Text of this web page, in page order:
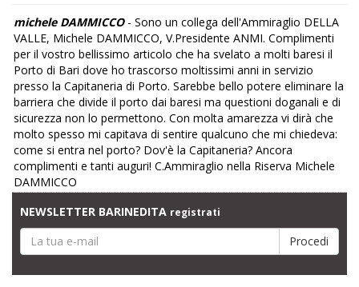
michele DAMMICCO - Sono un collega dell'Ammiraglio DELLA
VALLE, Michele DAMMICCO, V.Presidente ANMI. Complimenti
per il vostro bellissimo articolo che ha svelato a molti baresi il
Porto di Bari dove ho trascorso moltissimi anni in servizio
presso la Capitaneria di Porto. Sarebbe bello potere eliminare la
barriera che divide il porto dai baresi ma questioni doganali e di
sicurezza non lo permettono. Con molta amarezza vi dirà che
molto spesso mi capitava di sentire qualcuno che mi chiedeva:
come si entra nel porto? Dov'è la Capitaneria? Ancora
complimenti e tanti auguri! C.Ammiraglio nella Riserva Michele
DAMMICCO
NEWSLETTER BARINEDITA registrati